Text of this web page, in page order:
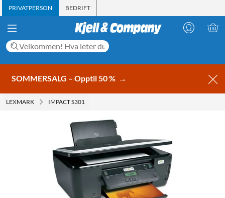
PRIVATPERSON BEDRIFT
SOMMERSALG – Opptil 50 % →
LEXMARK IMPACT S301